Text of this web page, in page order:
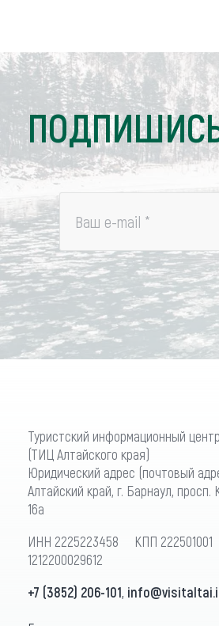
Ваш e-mail *
Туристский информационный
(ТИЦ Алтайского края)
Юридический адрес (почтовый
Алтайский край, г. Барнаул, просп.
16а
ИНН 2225223458 КПП
1212200029612
+7 (3852) 206-101,